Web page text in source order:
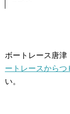
ボートレース唐津
ートレースからつ
い。